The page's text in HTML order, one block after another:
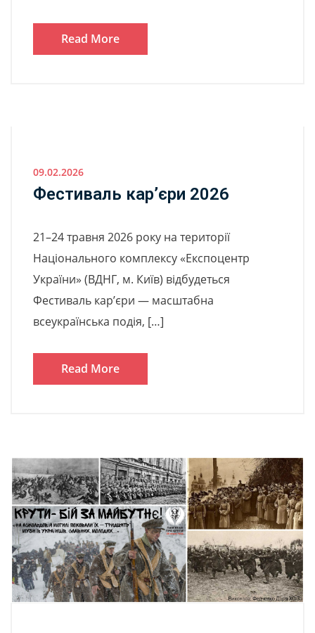
Read More
09.02.2026
Фестиваль кар’єри 2026
21–24 травня 2026 року на території
Національного комплексу «Експоцентр
України» (ВДНГ, м. Київ) відбудеться
Фестиваль кар’єри — масштабна
всеукраїнська подія, […]
Read More